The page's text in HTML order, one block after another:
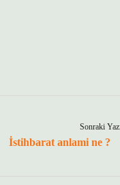
Sonraki
İstihbarat anlami ne ?